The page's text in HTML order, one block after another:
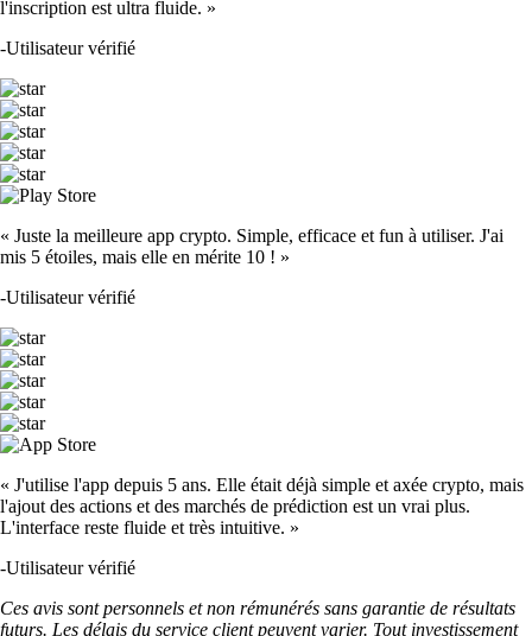
l'inscription est ultra fluide. »
-Utilisateur vérifié
« Juste la meilleure app crypto. Simple, efficace et fun à utiliser. J'ai
mis 5 étoiles, mais elle en mérite 10 ! »
-Utilisateur vérifié
« J'utilise l'app depuis 5 ans. Elle était déjà simple et axée crypto, mais
l'ajout des actions et des marchés de prédiction est un vrai plus.
L'interface reste fluide et très intuitive. »
-Utilisateur vérifié
Ces avis sont personnels et non rémunérés sans garantie de résultats
futurs. Les délais du service client peuvent varier. Tout investissement